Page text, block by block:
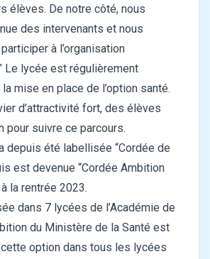
élèves. De notre côté, nous
des intervenants et nous
à l’organisation
Le lycée est régulièrement
mise en place de l’option santé.
d’attractivité fort, des élèves
pour suivre ce parcours.
depuis été labellisée “Cordée de
est devenue “Cordée Ambition
la rentrée 2023.
dans 7 lycées de l’Académie de
du Ministère de la Santé est
option dans tous les lycées